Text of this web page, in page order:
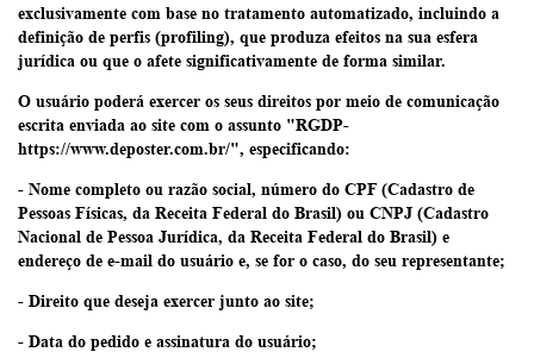
exclusivamente com base no tratamento automatizado, incluindo a
definição de perfis (profiling), que produza efeitos na sua esfera
jurídica ou que o afete significativamente de forma similar.
O usuário poderá exercer os seus direitos por meio de comunicação
escrita enviada ao site com o assunto "RGDP-
https://www.deposter.com.br/", especificando:
- Nome completo ou razão social, número do CPF (Cadastro de
Pessoas Físicas, da Receita Federal do Brasil) ou CNPJ (Cadastro
Nacional de Pessoa Jurídica, da Receita Federal do Brasil) e
endereço de e-mail do usuário e, se for o caso, do seu representante;
- Direito que deseja exercer junto ao site;
- Data do pedido e assinatura do usuário;